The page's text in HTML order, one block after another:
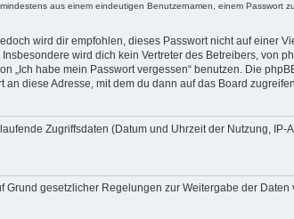
aus einem eindeutigen Benutzernamen, einem Passwort
wird dir empfohlen, dieses Passwort nicht auf einer
wird dich kein Vertreter des Betreibers, von
habe mein Passwort vergessen“ benutzen. Die
diese Adresse, mit dem du dann auf das Board
Zugriffsdaten (Datum und Uhrzeit der Nutzung,
gesetzlicher Regelungen zur Weitergabe der